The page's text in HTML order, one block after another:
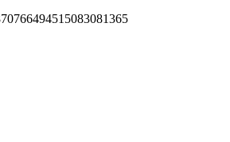
15083081365